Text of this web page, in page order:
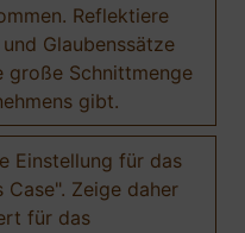
Reflektiere
Glaubenssätze
große Schnittmenge
gibt.
Einstellung für das
Case". Zeige daher
für das